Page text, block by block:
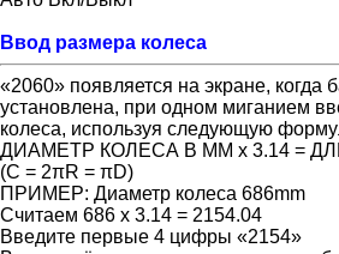
Ввод размера колеса
«2060» появляется на экране, когда
установлена, при одном миганием
колеса, используя следующую
ДИАМЕТР КОЛЕСА В MM x 3.14 =
(C = 2πR = πD)
ПРИМЕР: Диаметр колеса 686mm
Считаем 686 x 3.14 = 2154.04
Введите первые 4 цифры «2154»